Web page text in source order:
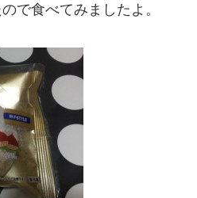
で食べてみましたよ。